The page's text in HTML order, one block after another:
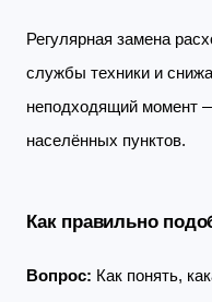
Регулярная замена
службы техники и
неподходящий момент
населённых пунктов.
Как правильно
Вопрос: Как понять,